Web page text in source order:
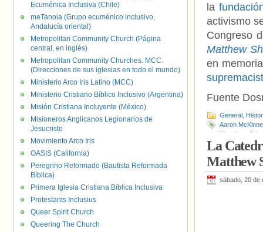
la
activismo
Congreso
Matthew
en
Fuente
General
Aaron
Westboro
Shepard,
Washington,
La
Matthew
sábado, 20 de
Ecuménica Inclusiva (Chile)
meTanoia (Grupo ecuménico inclusivo,
Andalucía oriental)
Metropolitan Community Church (Página
central, en inglés)
Metropolitan Community Churches. MCC.
(Direcciones de sus iglesias en todo el mundo)
Ministerio Arco Iris Latino (MCC)
Ministerio Cristiano Bíblico Inclusivo (Argentina)
Misión Cristiana Incluyente (México)
Misioneros Anglicanos Legionarios de
Jesucristo
Movimiento Arco Iris
OASIS (California)
Peregrino Reformado (Bautista Reformada
Bíblica)
Primera Iglesia Cristiana Bíblica Inclusiva
Protestants Inclusius
Queer Spirit Church
Queering The Church